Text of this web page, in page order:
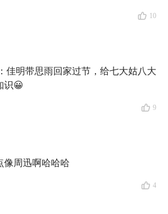
前没聊过这个话题。
杯拿铁好了！
我跟你说的股票吗？
的背后是一家家企业。企业赚钱，
10
佳明带思雨回家过节，给七大姑八大
识😀
9
像周迅啊哈哈哈
4